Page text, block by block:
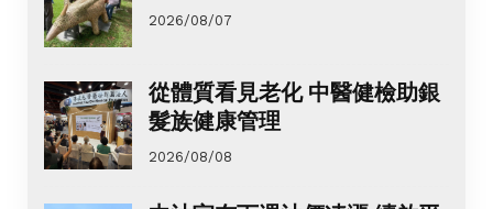
2026/08/07
從體質看見老化 中醫健檢助銀
髮族健康管理
2026/08/08